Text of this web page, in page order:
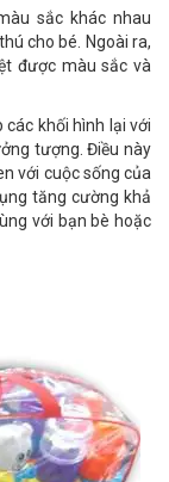
sắc khác nhau
cho bé. Ngoài ra,
được màu sắc và
các khối hình lại với
tượng. Điều này
với cuộc sống của
tăng cường khả
với bạn bè hoặc